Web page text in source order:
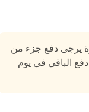
دفع جزء من
في يوم